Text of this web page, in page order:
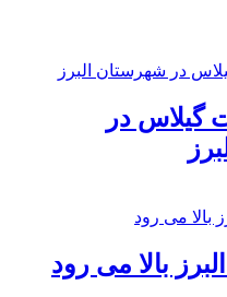
گیلاس در
بالا می رود